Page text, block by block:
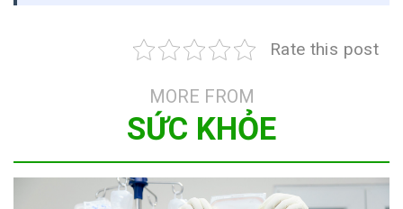
Rate this post
MORE FROM
SỨC KHỎE